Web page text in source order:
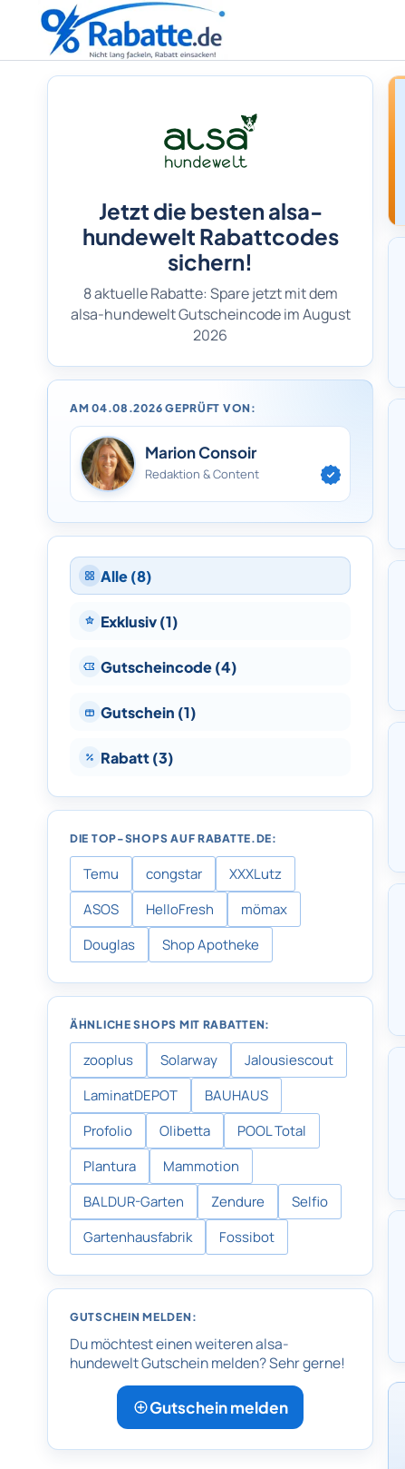
Jetzt die besten alsa-
hundewelt Rabattcodes
sichern!
8 aktuelle Rabatte: Spare jetzt mit dem
alsa-hundewelt Gutscheincode im August
2026
AM 04.08.2026 GEPRÜFT VON:
Marion Consoir
Redaktion & Content
Alle (8)
Exklusiv (1)
Gutscheincode (4)
Gutschein (1)
Rabatt (3)
DIE TOP-SHOPS AUF RABATTE.DE:
Temu congstar
XXXLutz
ASOS
HelloFresh
mömax
Douglas
Shop Apotheke
ÄHNLICHE SHOPS MIT RABATTEN:
zooplus Solarway
Jalousiescout
LaminatDEPOT
BAUHAUS
Profolio
Olibetta
POOL Total
Plantura
Mammotion
BALDUR-Garten
Zendure
Selfio
Gartenhausfabrik
Fossibot
GUTSCHEIN MELDEN:
Du möchtest einen weiteren alsa-
hundewelt Gutschein melden? Sehr gerne!
Gutschein melden